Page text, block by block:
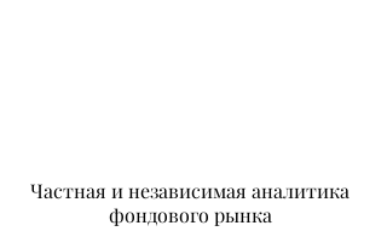
Частная и независимая аналитика
фондового рынка